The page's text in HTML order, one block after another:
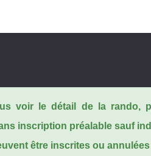
voir le détail de la rando,
inscription préalable sauf
être inscrites ou